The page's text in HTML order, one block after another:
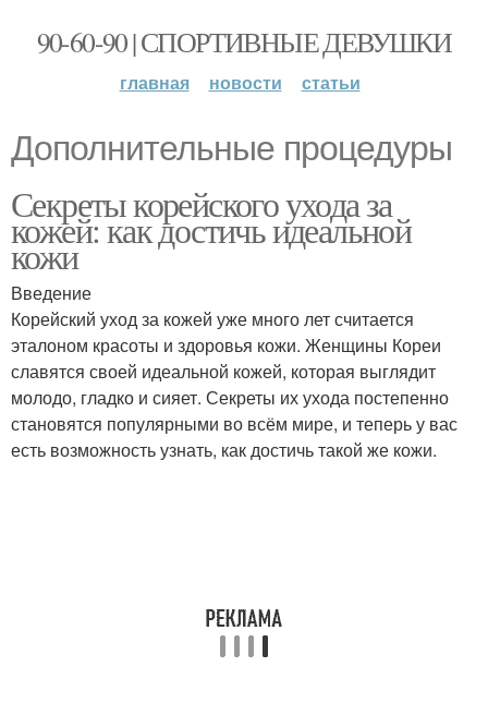
90-60-90 | СПОРТИВНЫЕ ДЕВУШКИ
главная новости статьи
Дополнительные процедуры
Секреты корейского ухода за
кожей: как достичь идеальной
кожи
Введение
Корейский уход за кожей уже много лет считается
эталоном красоты и здоровья кожи. Женщины Кореи
славятся своей идеальной кожей, которая выглядит
молодо, гладко и сияет. Секреты их ухода постепенно
становятся популярными во всём мире, и теперь у вас
есть возможность узнать, как достичь такой же кожи.